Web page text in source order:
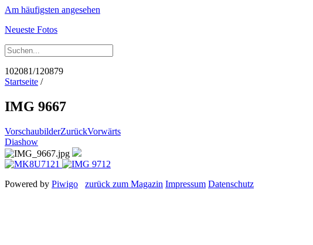
Am häufigsten angesehen
Neueste Fotos
102081/120879
Startseite /
IMG 9667
VorschaubilderZurückVorwärts
Diashow
Powered by Piwigo zurück zum Magazin Impressum Datenschutz